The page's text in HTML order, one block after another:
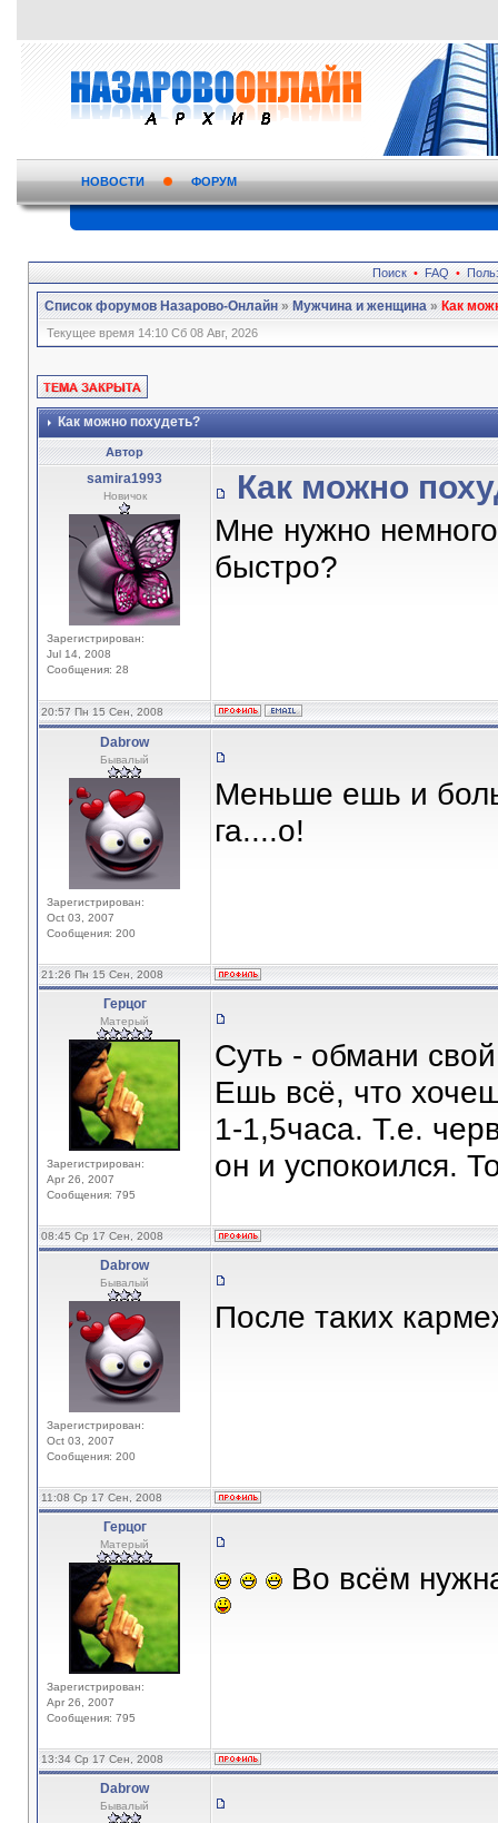
НОВОСТИ ФОРУМ
Поиск • FAQ •
Список форумов Назарово-Онлайн»Мужчина и женщина»Как
Текущее время 14:10 Сб 08 Авг, 2026
Как можно похудеть?
Автор
samira1993
Новичок
Зарегистрирован:
Jul 14, 2008
Сообщения: 28
Как можно
Мне нужно
быстро?
20:57 Пн 15 Сен, 2008
Dabrow
Бывалый
Зарегистрирован:
Oct 03, 2007
Сообщения: 200
Меньше ешь и
га....о!
21:26 Пн 15 Сен, 2008
Герцог
Матерый
Зарегистрирован:
Apr 26, 2007
Сообщения: 795
Суть - обмани
Ешь всё, что
1-1,5часа. Т.е.
он и успокоился.
08:45 Ср 17 Сен, 2008
Dabrow
Бывалый
Зарегистрирован:
Oct 03, 2007
Сообщения: 200
После таких
11:08 Ср 17 Сен, 2008
Герцог
Матерый
Зарегистрирован:
Apr 26, 2007
Сообщения: 795
Во всём
13:34 Ср 17 Сен, 2008
Dabrow
Бывалый